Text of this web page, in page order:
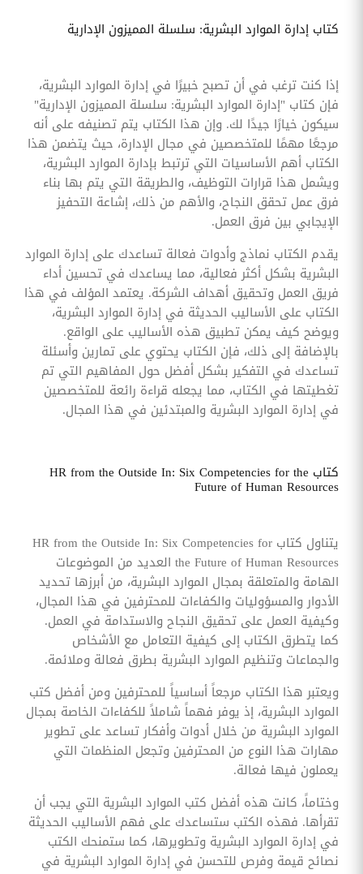
كتاب إدارة الموارد البشرية: سلسلة المميزون الإدارية
إذا كنت ترغب في أن تصبح خبيرًا في إدارة الموارد البشرية،
فإن كتاب "إدارة الموارد البشرية: سلسلة المميزون الإدارية"
سيكون خيارًا جيدًا لك. وإن هذا الكتاب يتم تصنيفه على أنه
مرجعًا مهمًا للمتخصصين في مجال الإدارة، حيث يتضمن هذا
الكتاب أهم الأساسيات التي ترتبط بإدارة الموارد البشرية،
ويشمل هذا قرارات التوظيف، والطريقة التي يتم بها بناء
فرق عمل تحقق النجاح، والأهم من ذلك، إشاعة التحفيز
الإيجابي بين فرق العمل.
يقدم الكتاب نماذج وأدوات فعالة تساعدك على إدارة الموارد
البشرية بشكل أكثر فعالية، مما يساعدك في تحسين أداء
فريق العمل وتحقيق أهداف الشركة. يعتمد المؤلف في هذا
الكتاب على الأساليب الحديثة في إدارة الموارد البشرية،
ويوضح كيف يمكن تطبيق هذه الأساليب على الواقع.
بالإضافة إلى ذلك، فإن الكتاب يحتوي على تمارين وأسئلة
تساعدك في التفكير بشكل أفضل حول المفاهيم التي تم
تغطيتها في الكتاب، مما يجعله قراءة رائعة للمتخصصين
في إدارة الموارد البشرية والمبتدئين في هذا المجال.
كتاب HR from the Outside In: Six Competencies for the
Future of Human Resources
يتناول كتاب HR from the Outside In: Six Competencies for
the Future of Human Resources العديد من الموضوعات
الهامة والمتعلقة بمجال الموارد البشرية، من أبرزها تحديد
الأدوار والمسؤوليات والكفاءات للمحترفين في هذا المجال،
وكيفية العمل على تحقيق النجاح والاستدامة في العمل.
كما يتطرق الكتاب إلى كيفية التعامل مع الأشخاص
والجماعات وتنظيم الموارد البشرية بطرق فعالة وملائمة.
ويعتبر هذا الكتاب مرجعاً أساسياً للمحترفين ومن أفضل كتب
الموارد البشرية، إذ يوفر فهماً شاملاً للكفاءات الخاصة بمجال
الموارد البشرية من خلال أدوات وأفكار تساعد على تطوير
مهارات هذا النوع من المحترفين وتجعل المنظمات التي
يعملون فيها فعالة.
وختاماً، كانت هذه أفضل كتب الموارد البشرية التي يجب أن
تقرأها. فهذه الكتب ستساعدك على فهم الأساليب الحديثة
في إدارة الموارد البشرية وتطويرها، كما ستمنحك الكتب
نصائح قيمة وفرص للتحسن في إدارة الموارد البشرية في